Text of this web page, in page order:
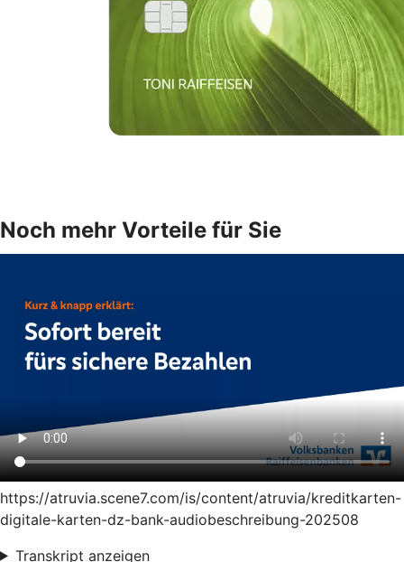
Noch mehr Vorteile für Sie
https://atruvia.scene7.com/is/content/atruvia/kreditkarten-
digitale-karten-dz-bank-audiobeschreibung-202508
Transkript anzeigen